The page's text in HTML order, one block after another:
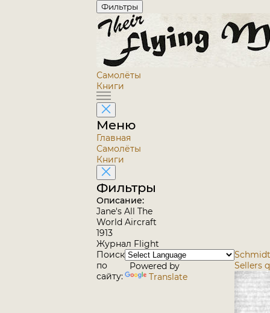
Фильтры
Самолёты
Книги
Меню
Главная
Самолёты
Книги
Фильтры
Описание:
Jane's All The
World Aircraft
1913
Журнал Flight
Поиск
по
сайту:
Powered by
Translate
Sellers